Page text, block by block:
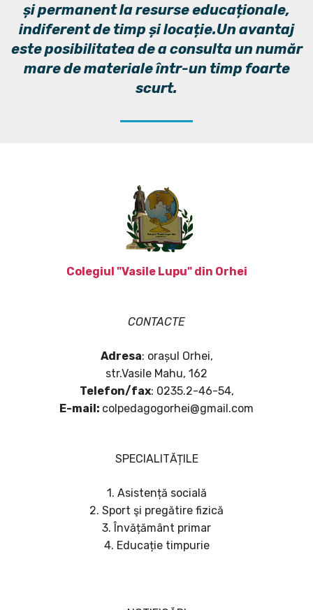
și permanent la resurse educaționale,
indiferent de timp și locație.Un avantaj
este posibilitatea de a consulta un număr
mare de materiale într-un timp foarte
scurt.
Colegiul "Vasile Lupu" din Orhei
CONTACTE
Adresa: orașul Orhei,
str.Vasile Mahu, 162
Telefon/fax: 0235.2-46-54,
E-mail: colpedagogorhei@gmail.com
SPECIALITĂȚILE
1. Asistență socială
2. Sport şi pregătire fizică
3. Învățământ primar
4. Educație timpurie